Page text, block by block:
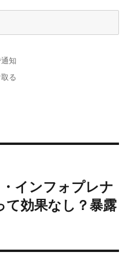
知
る
インフォプレナ
て効果なし？暴露